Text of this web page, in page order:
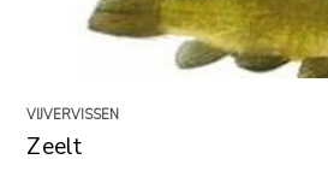
VIJVERVISSEN
Zeelt